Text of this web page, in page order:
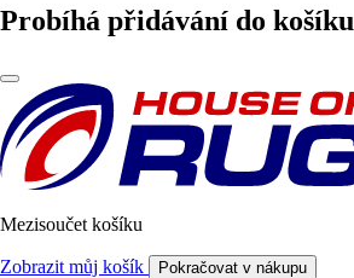
Probíhá přidávání do
Mezisoučet košíku
Zobrazit můj košík Pokračovat v nákupu